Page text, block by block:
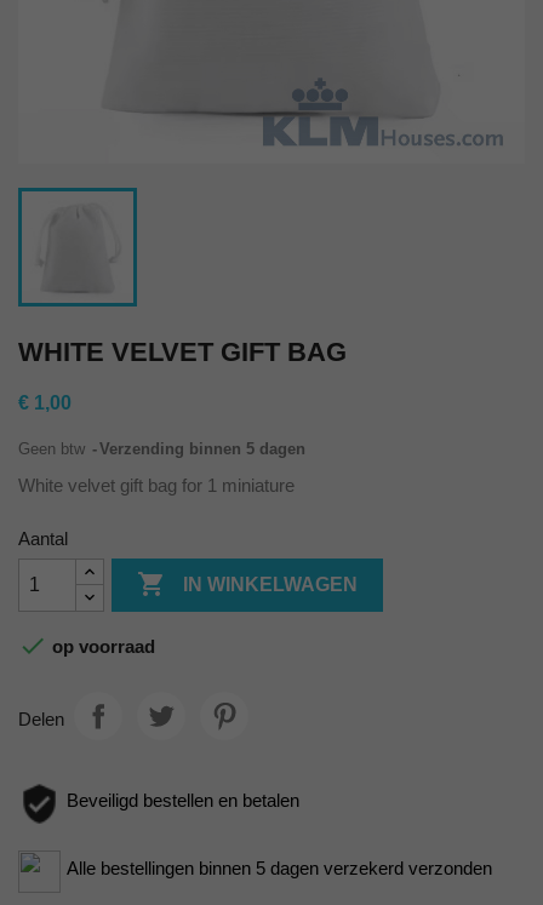
WHITE VELVET GIFT BAG
€ 1,00
Geen btw Verzending binnen 5 dagen
White velvet gift bag for 1 miniature
Aantal
 IN WINKELWAGEN
 op voorraad
Delen
Beveiligd bestellen en betalen
Alle bestellingen binnen 5 dagen verzekerd verzonden